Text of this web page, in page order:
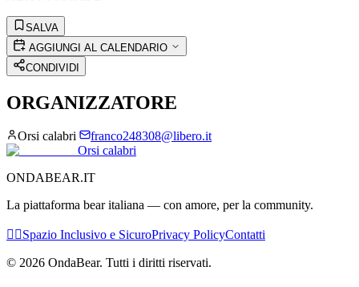
SALVA
AGGIUNGI AL CALENDARIO
CONDIVIDI
ORGANIZZATORE
Orsi calabri
franco248308@libero.it
Orsi calabri
ONDABEAR.IT
La piattaforma bear italiana — con amore, per la community.
🏳️‍🌈Spazio Inclusivo e SicuroPrivacy PolicyContatti
© 2026 OndaBear. Tutti i diritti riservati.